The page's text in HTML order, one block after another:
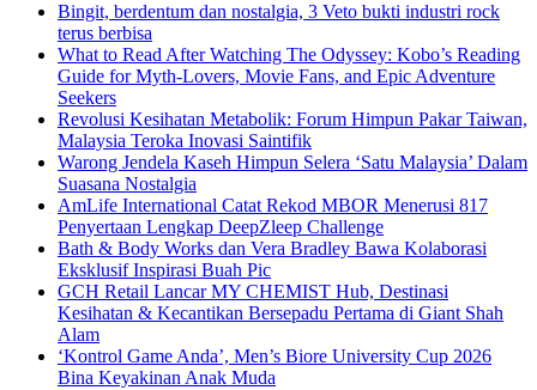
Bingit, berdentum dan nostalgia, 3 Veto bukti industri rock
terus berbisa
What to Read After Watching The Odyssey: Kobo’s Reading
Guide for Myth-Lovers, Movie Fans, and Epic Adventure
Seekers
Revolusi Kesihatan Metabolik: Forum Himpun Pakar Taiwan,
Malaysia Teroka Inovasi Saintifik
Warong Jendela Kaseh Himpun Selera ‘Satu Malaysia’ Dalam
Suasana Nostalgia
AmLife International Catat Rekod MBOR Menerusi 817
Penyertaan Lengkap DeepZleep Challenge
Bath & Body Works dan Vera Bradley Bawa Kolaborasi
Eksklusif Inspirasi Buah Pic
GCH Retail Lancar MY CHEMIST Hub, Destinasi
Kesihatan & Kecantikan Bersepadu Pertama di Giant Shah
Alam
‘Kontrol Game Anda’, Men’s Biore University Cup 2026
Bina Keyakinan Anak Muda